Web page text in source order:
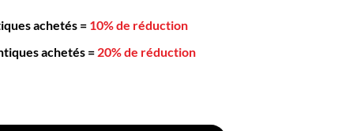
achetés = 10% de réduction
achetés = 20% de réduction
Chat et Chien 50x40cm Noir